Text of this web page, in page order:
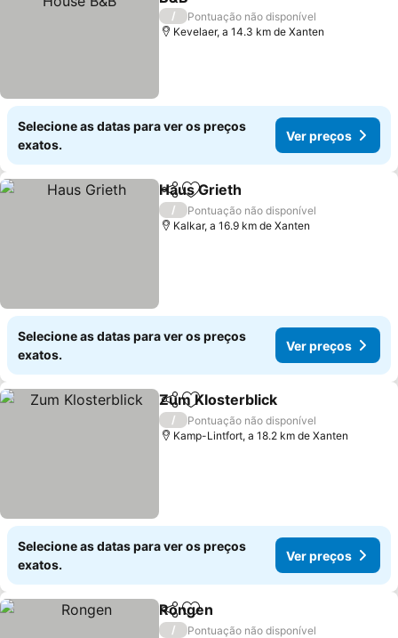
Ver preços
/
Pontuação não disponível
Kevelaer, a 14.3 km de Xanten
Selecione as datas para ver os preços
exatos.
Ver preços
PartilharAdicionar aos favoritos
Haus Grieth
/
Pontuação não disponível
Kalkar, a 16.9 km de Xanten
Selecione as datas para ver os preços
exatos.
Ver preços
PartilharAdicionar aos favoritos
Zum Klosterblick
/
Pontuação não disponível
Kamp-Lintfort, a 18.2 km de Xanten
Selecione as datas para ver os preços
exatos.
Ver preços
PartilharAdicionar aos favoritos
Rongen
/
Pontuação não disponível